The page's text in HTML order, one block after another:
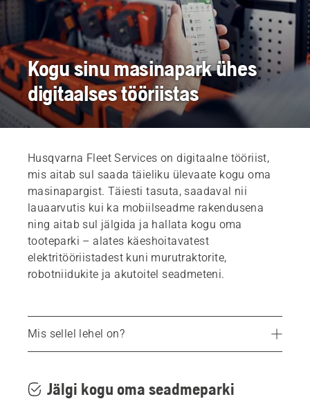
Kogu sinu masinapark ühes
digitaalses tööriistas
Husqvarna Fleet Services on digitaalne tööriist,
mis aitab sul saada täieliku ülevaate kogu oma
masinapargist. Täiesti tasuta, saadaval nii
lauaarvutis kui ka mobiilseadme rakendusena
ning aitab sul jälgida ja hallata kogu oma
tooteparki – alates käeshoitavatest
elektritööriistadest kuni murutraktorite,
robotniidukite ja akutoitel seadmeteni.
Mis sellel lehel on?
Digitaalne tööriist, mis on täis eeliseid
Jälgi kogu oma seadmeparki